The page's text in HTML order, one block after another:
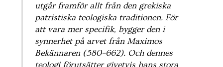
utgår framför allt från den grekiska
patristiska teologiska traditionen. För
att vara mer specifik, bygger den i
synnerhet på arvet från Maximos
Bekännaren (580–662). Och dennes